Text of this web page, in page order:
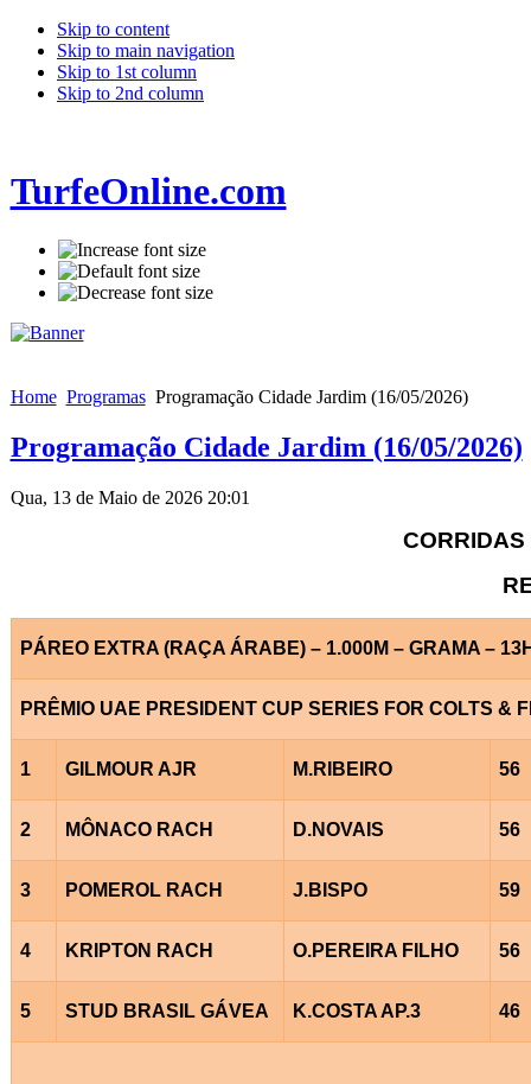
Skip to content
Skip to main navigation
Skip to 1st column
Skip to 2nd column
TurfeOnline.com
Home Programas Programação Cidade Jardim (16/05/2026)
Programação Cidade Jardim (16/05/2026)
Qua, 13 de Maio de 2026 20:01
PÁREO EXTRA (RAÇA ÁRABE) – 1.000M – GRAMA –
PRÊMIO UAE PRESIDENT CUP SERIES FOR COLTS &
1 GILMOUR AJR M.RIBEIRO 56
2 MÔNACO RACH D.NOVAIS 56
3 POMEROL RACH J.BISPO 59
4 KRIPTON RACH O.PEREIRA FILHO 56
5 STUD BRASIL GÁVEA K.COSTA AP.3 46